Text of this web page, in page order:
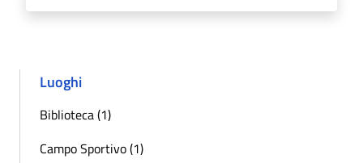
Luoghi
Biblioteca (1)
Campo Sportivo (1)